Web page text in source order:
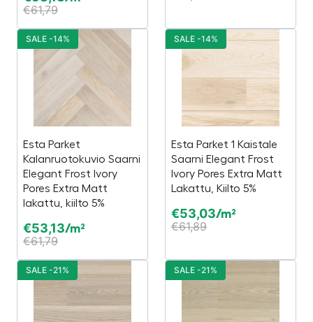
€61,79
Esta Parket
Kalanruotokuvio Saarni
Elegant Frost Ivory
Pores Extra Matt
lakattu, kiilto 5%
€53,13/m²
€61,79
SALE -14%
Esta Parket 1 Kaistale
Saarni Elegant Frost
Ivory Pores Extra Matt
Lakattu, Kiilto 5%
€53,03/m²
€61,89
SALE -14%
SALE -21% SALE -21%